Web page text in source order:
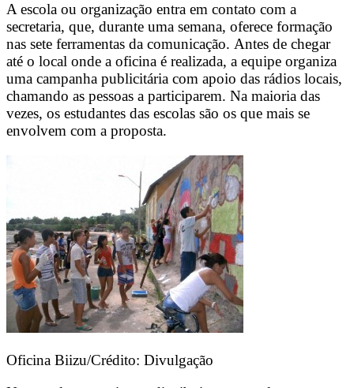
A escola ou organização entra em contato com a
secretaria, que, durante uma semana, oferece formação
nas sete ferramentas da comunicação. Antes de chegar
até o local onde a oficina é realizada, a equipe organiza
uma campanha publicitária com apoio das rádios locais,
chamando as pessoas a participarem. Na maioria das
vezes, os estudantes das escolas são os que mais se
envolvem com a proposta.
Oficina Biizu/Crédito: Divulgação